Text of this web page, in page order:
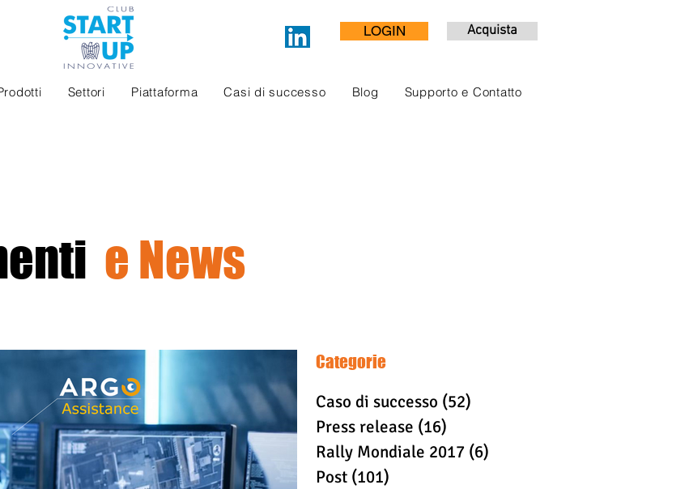
LOGIN Acquista
Settori Piattaforma Casi di successo Blog Supporto e Contatto
e News
Caso di successo (52)
Press release (16)
Rally Mondiale 2017 (6)
Post (101)
Categorie